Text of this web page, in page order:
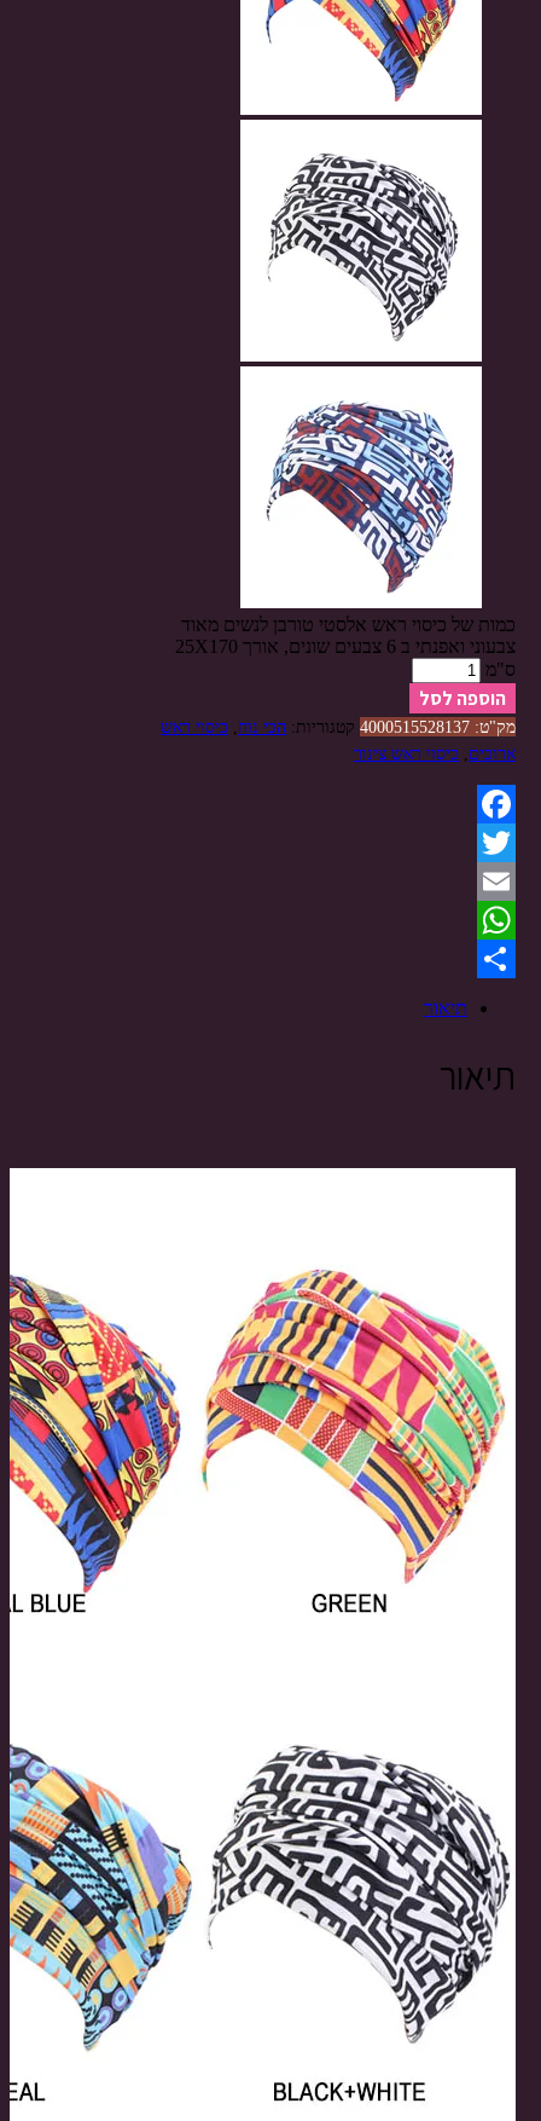
כמות של כיסוי ראש אלסטי טורבן לנשים מאוד
צבעוני ואפנתי ב 6 צבעים שונים, אורך 25X170
ס"מ
הוספה לסל
מק"ט: 4000515528137 קטגוריות: הכי נוח, כיסוי ראש
ארוכים, כיסוי ראש צינור
Facebook
Twitter
Email
WhatsApp
תיאור
תיאור